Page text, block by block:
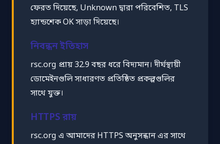
ফেরত দিয়েছে, Unknown দ্বারা পরিবেশিত, TLS
হ্যান্ডশেক OK সাড়া দিয়েছে।
নিবন্ধন ইতিহাস
rsc.org প্রায় 32.9 বছর ধরে বিদ্যমান। দীর্ঘস্থায়ী
ডোমেইনগুলি সাধারণত প্রতিষ্ঠিত প্রকল্পগুলির
সাথে যুক্ত।
HTTPS রায়
rsc.org এ আমাদের HTTPS অনুসন্ধান এর সাথে